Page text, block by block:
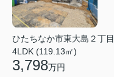
ひたちなか市東大島２丁目
4LDK (119.13㎡)
3,798万円